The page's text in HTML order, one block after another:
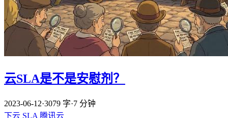
云SLA是不是安慰剂？
2023-06-12·3079 字·7 分钟
下云 SLA 腾讯云